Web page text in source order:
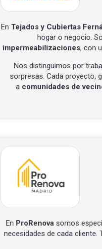
En Tejados y Cubiertas
hogar o negocio.
impermeabilizaciones, con
Nos distinguimos por
sorpresas. Cada proyecto,
a comunidades de
En ProRenova somos
necesidades de cada cliente.